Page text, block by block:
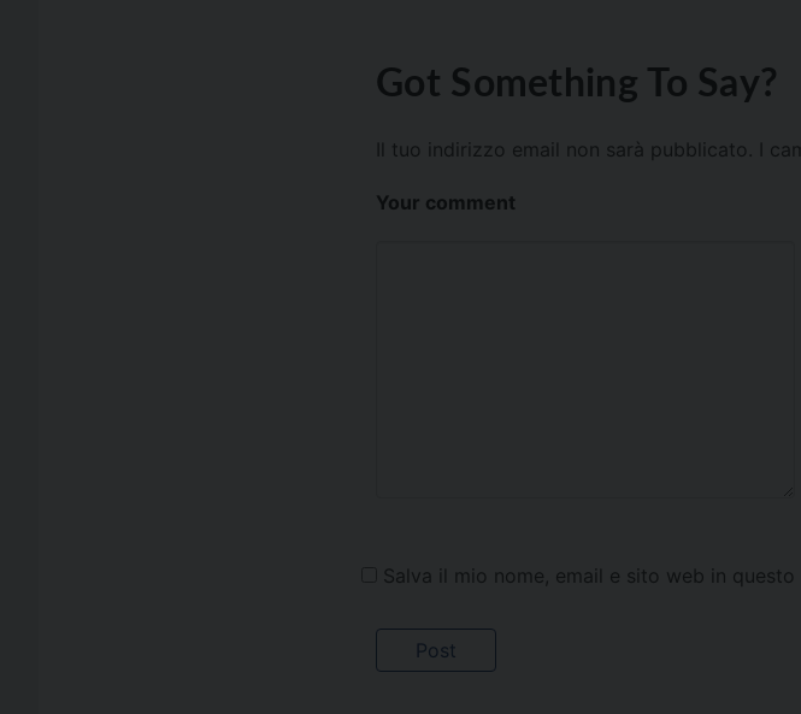
Got Something To Say?
Il tuo indirizzo email non sarà pubblicato. I
Your comment
Salva il mio nome, email e sito web in